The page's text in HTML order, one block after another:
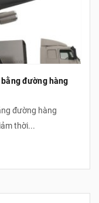
đường hàng
đường hàng
thời...